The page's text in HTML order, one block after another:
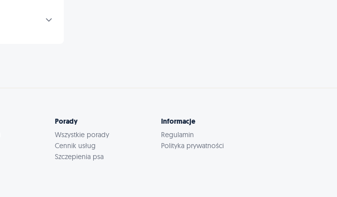
Porady
Wszystkie porady
Cennik usług
Szczepienia psa
Informacje
Regulamin
Polityka prywatności